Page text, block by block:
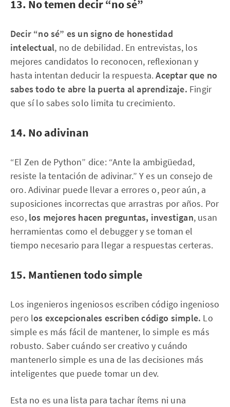
13. No temen decir “no sé”
Decir “no sé” es un signo de honestidad
intelectual, no de debilidad. En entrevistas, los
mejores candidatos lo reconocen, reflexionan y
hasta intentan deducir la respuesta.Aceptar que no
sabes todo te abre la puerta al aprendizaje. Fingir
que sí lo sabes solo limita tu crecimiento.
14. No adivinan
“El Zen de Python” dice: “Ante la ambigüedad,
resiste la tentación de adivinar.” Y es un consejo de
oro. Adivinar puede llevar a errores o, peor aún, a
suposiciones incorrectas que arrastras por años. Por
eso, los mejores hacen preguntas, investigan, usan
herramientas como el debugger y se toman el
tiempo necesario para llegar a respuestas certeras.
15. Mantienen todo simple
Los ingenieros ingeniosos escriben código ingenioso
pero los excepcionales escriben código simple. Lo
simple es más fácil de mantener, lo simple es más
robusto. Saber cuándo ser creativo y cuándo
mantenerlo simple es una de las decisiones más
inteligentes que puede tomar un dev.
Esta no es una lista para tachar ítems ni una